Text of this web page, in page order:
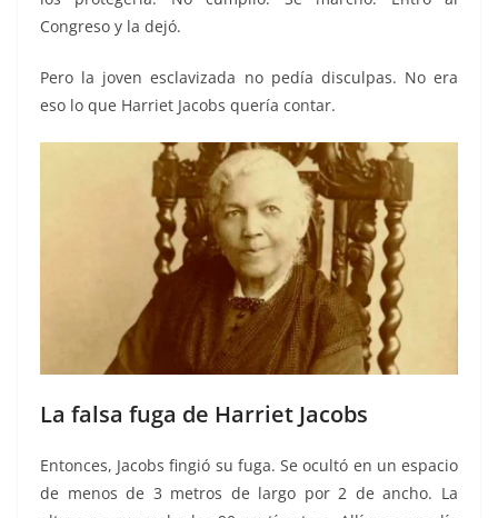
Congreso y la dejó.
Pero la joven esclavizada no pedía disculpas. No era
eso lo que Harriet Jacobs quería contar.
La falsa fuga de Harriet Jacobs
Entonces, Jacobs fingió su fuga. Se ocultó en un espacio
de menos de 3 metros de largo por 2 de ancho. La